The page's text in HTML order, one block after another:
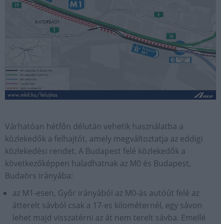
Várhatóan hétfőn délután vehetik használatba a
közlekedők a felhajtót, amely megváltoztatja az eddigi
közlekedési rendet. A Budapest felé közlekedők a
következőképpen haladhatnak az M0 és Budapest,
Budaörs irányába:
az M1-esen, Győr irányából az M0-ás autóút felé az
átterelt sávból csak a 17-es kilométernél, egy sávon
lehet majd visszatérni az át nem terelt sávba. Emellé